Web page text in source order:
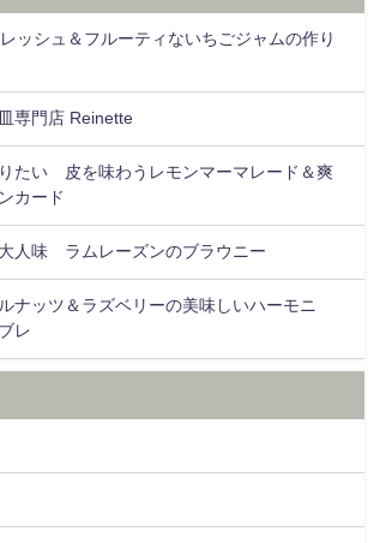
ッシュ＆フルーティないちごジャムの作り
専門店 Reinette
たい 皮を味わうレモンマーマレード＆爽
カード
人味 ラムレーズンのブラウニー
ナッツ＆ラズベリーの美味しいハーモニ
レ